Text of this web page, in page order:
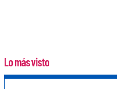
Lo más visto